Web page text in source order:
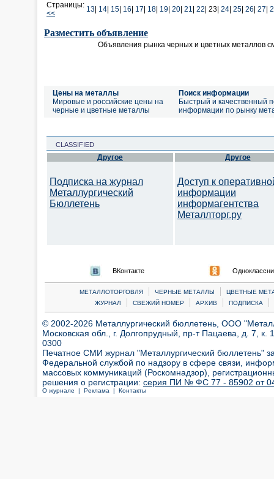
Страницы:
<<
13 14 15 16 17 18 19 20 21 22 23| 24 25 26 27
Разместить объявление
Объявления рынка черных и цветных металлов
Цены на металлы
Мировые и российские цены на
черные и цветные металлы
Поиск информации
Быстрый и качественный
информации по рынку
CLASSIFIED
Другое
Подписка на журнал
Металлургический
Бюллетень
Другое
Доступ к
информации
информагентства
Металлторг.ру
ВКонтакте
МЕТАЛЛОТОРГОВЛЯ | ЧЕРНЫЕ МЕТАЛЛЫ |
ЦВЕТНЫЕ
ЖУРНАЛ
| СВЕЖИЙ НОМЕР | АРХИВ | ПОДПИСКА |
© 2002-2026 Металлургический бюллетень, ООО
Московская обл., г. Долгопрудный, пр-т Пацаева, д. 7,
0300
Печатное СМИ журнал "Металлургический бюллетень"
Федеральной службой по надзору в сфере связи,
массовых коммуникаций (Роскомнадзор),
решения о регистрации: серия ПИ № ФС 77 - 85902 от 04
О журнале | Реклама | Контакты